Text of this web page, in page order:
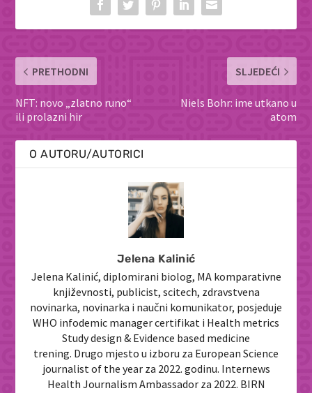
PRETHODNI
NFT: novo „zlatno runo“
ili prolazni hir
SLJEDEĆI
Niels Bohr: ime utkano u
atom
O AUTORU/AUTORICI
Jelena Kalinić
Jelena Kalinić, diplomirani biolog, MA komparativne
književnosti, publicist, scitech, zdravstvena
novinarka, novinarka i naučni komunikator, posjeduje
WHO infodemic manager certifikat i Health metrics
Study design & Evidence based medicine
trening. Drugo mjesto u izboru za European Science
journalist of the year za 2022. godinu. Internews
Health Journalism Ambassador za 2022. BIRN